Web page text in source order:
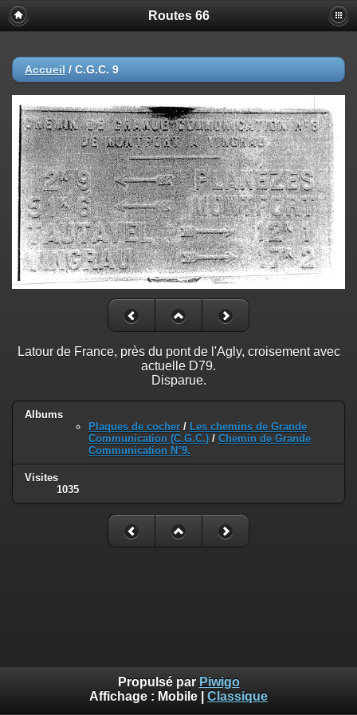
Routes 66
Accueil / C.G.C. 9
Latour de France, près du pont de l'Agly, croisement avec
actuelle D79.
Disparue.
Albums
Plaques de cocher / Les chemins de Grande
Communication (C.G.C.) / Chemin de Grande
Communication N°9.
Visites
1035
Propulsé par Piwigo
Affichage : Mobile Classique